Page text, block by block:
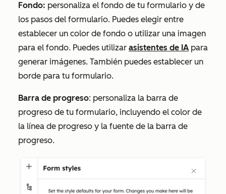
Fondo: personaliza el fondo de tu formulario y de
los pasos del formulario. Puedes elegir entre
establecer un color de fondo o utilizar una imagen
para el fondo. Puedes utilizar asistentes de IA para
generar imágenes. También puedes establecer un
borde para tu formulario.
Barra de progreso: personaliza la barra de
progreso de tu formulario, incluyendo el color de
la línea de progreso y la fuente de la barra de
progreso.